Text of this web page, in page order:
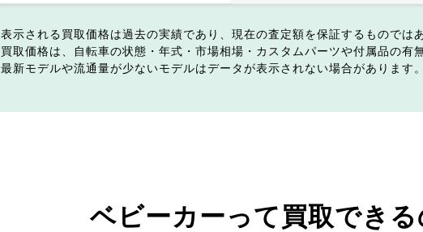
表示される買取価格は過去の実績であり、現在の査定額を保証するものでは
買取価格は、自転車の状態・年式・市場相場・カスタムパーツや付属品の有
最新モデルや流通量が少ないモデルはデータが表示されない場合があります。
ベビーカーって買取できる